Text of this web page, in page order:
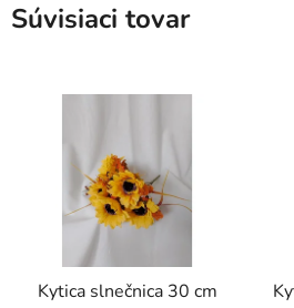
Súvisiaci tovar
Kytica slnečnica 30 cm